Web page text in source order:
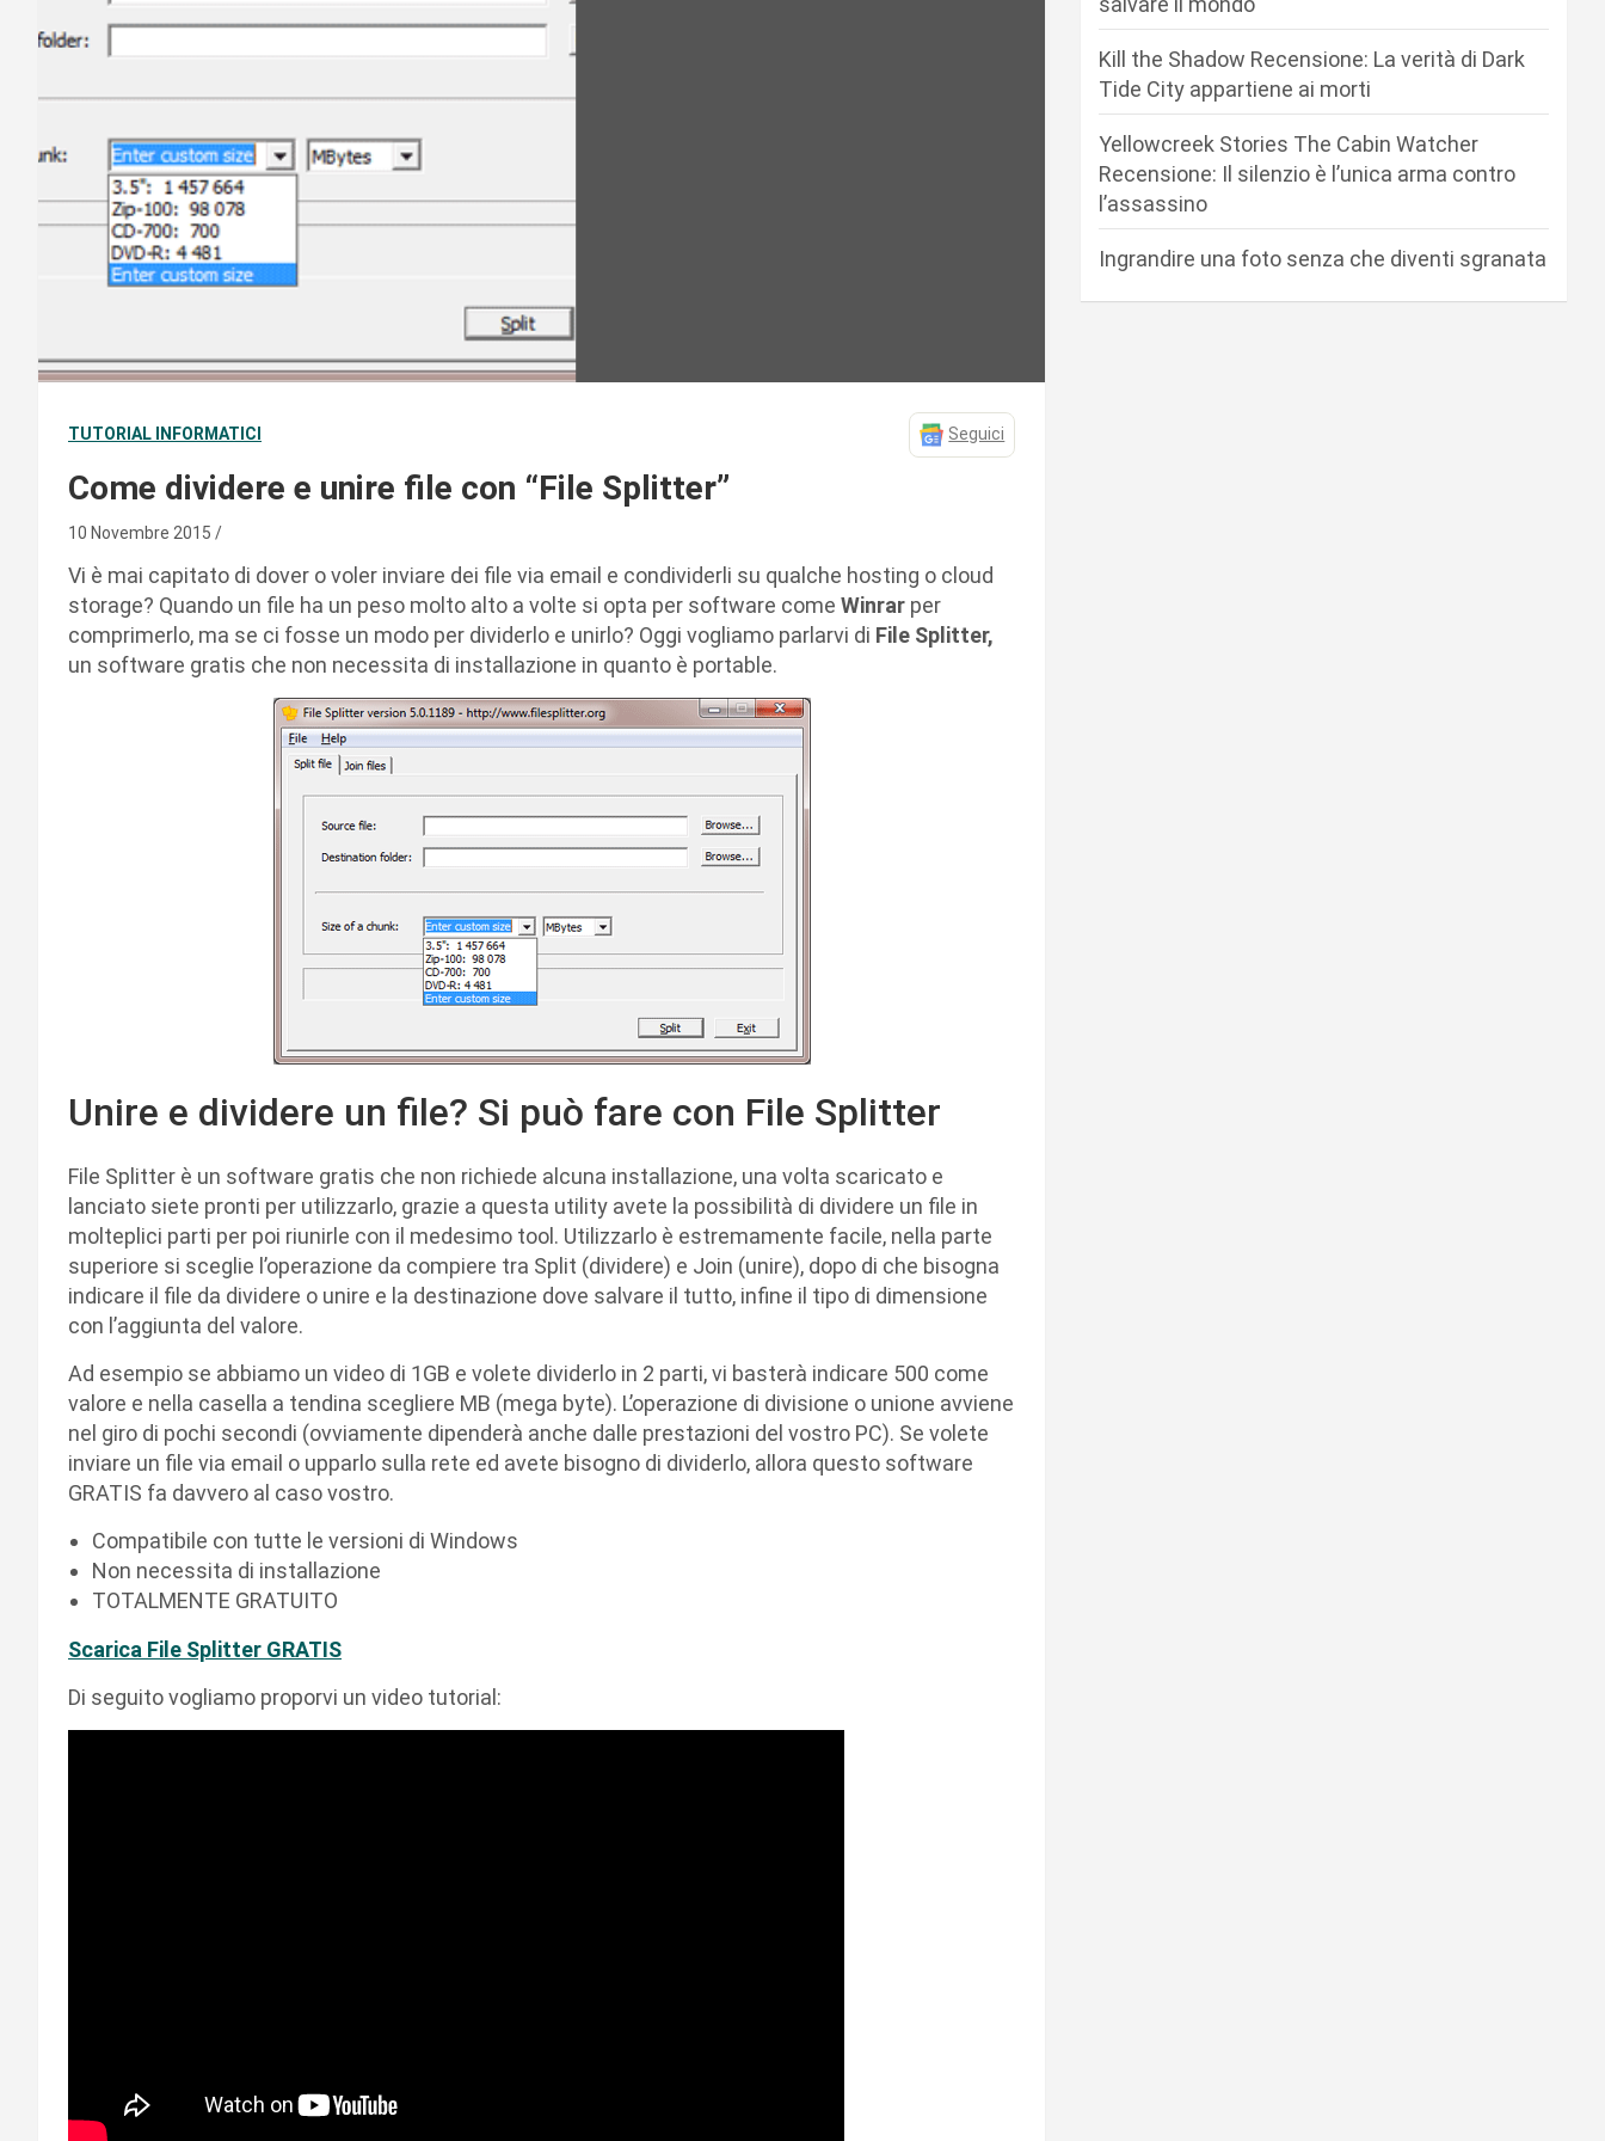
TUTORIAL INFORMATICI Seguici
Come dividere e unire file con “File Splitter”
10 Novembre 2015
Vi è mai capitato di dover o voler inviare dei file via email e condividerli su qualche hosting o cloud
storage? Quando un file ha un peso molto alto a volte si opta per software come Winrar per
comprimerlo, ma se ci fosse un modo per dividerlo e unirlo? Oggi vogliamo parlarvi di File Splitter,
un software gratis che non necessita di installazione in quanto è portable.
Unire e dividere un file? Si può fare con File Splitter
File Splitter è un software gratis che non richiede alcuna installazione, una volta scaricato e
lanciato siete pronti per utilizzarlo, grazie a questa utility avete la possibilità di dividere un file in
molteplici parti per poi riunirle con il medesimo tool. Utilizzarlo è estremamente facile, nella parte
superiore si sceglie l’operazione da compiere tra Split (dividere) e Join (unire), dopo di che bisogna
indicare il file da dividere o unire e la destinazione dove salvare il tutto, infine il tipo di dimensione
con l’aggiunta del valore.
Ad esempio se abbiamo un video di 1GB e volete dividerlo in 2 parti, vi basterà indicare 500 come
valore e nella casella a tendina scegliere MB (mega byte). L’operazione di divisione o unione avviene
nel giro di pochi secondi (ovviamente dipenderà anche dalle prestazioni del vostro PC). Se volete
inviare un file via email o upparlo sulla rete ed avete bisogno di dividerlo, allora questo software
GRATIS fa davvero al caso vostro.
Compatibile con tutte le versioni di Windows
Non necessita di installazione
TOTALMENTE GRATUITO
Scarica File Splitter GRATIS
Di seguito vogliamo proporvi un video tutorial:
Kill the Shadow Recensione: La verità di Dark
Tide City appartiene ai morti
Yellowcreek Stories The Cabin Watcher
Recensione: Il silenzio è l’unica arma contro
l’assassino
Ingrandire una foto senza che diventi sgranata